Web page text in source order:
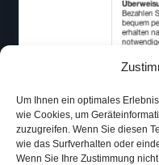
Um Ihnen ein optimales
wie Cookies, um
zuzugreifen. Wenn Sie diesen
wie das Surfverhalten oder
Wenn Sie Ihre Zustimmung